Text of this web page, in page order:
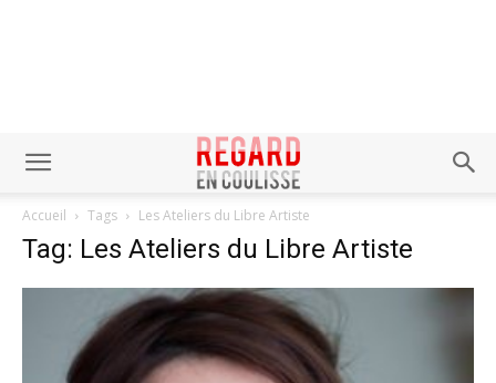
Accueil Tags Les Ateliers du Libre Artiste
Tag: Les Ateliers du Libre Artiste